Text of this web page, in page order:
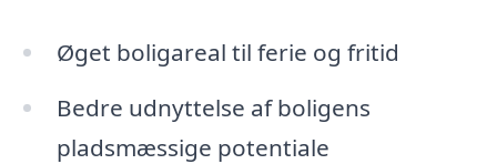
Øget boligareal til ferie og fritid
Bedre udnyttelse af boligens
pladsmæssige potentiale